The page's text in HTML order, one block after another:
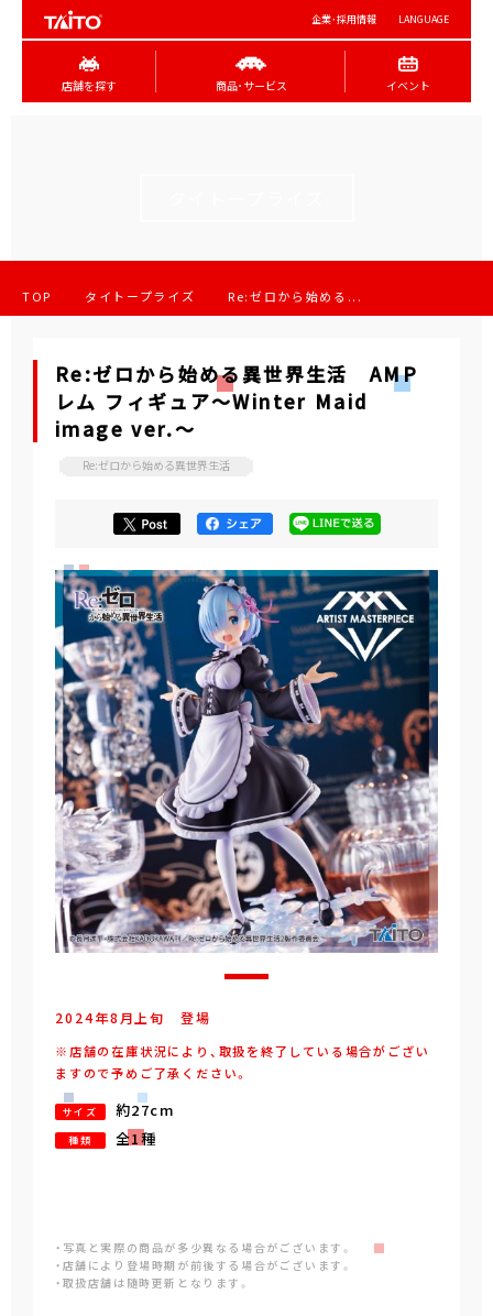
企業･採用情報 LANGUAGE
店舗を探す 商品･サービス イベント
TOP タイトープライズ Re:ゼロから始める...
Re:ゼロから始める異世界生活 AMP
レム フィギュア～Winter Maid
image ver.～
Re:ゼロから始める異世界生活
2024年8 月 上旬 登場
※店舗の在庫状況により、取扱を終了している場合がござい
ますので予めご了承ください。
サイズ 約27cm
種類 全1種
・写真と実際の商品が多少異なる場合がございます。
・店舗により登場時期が前後する場合がございます。
・取扱店舗は随時更新となります。